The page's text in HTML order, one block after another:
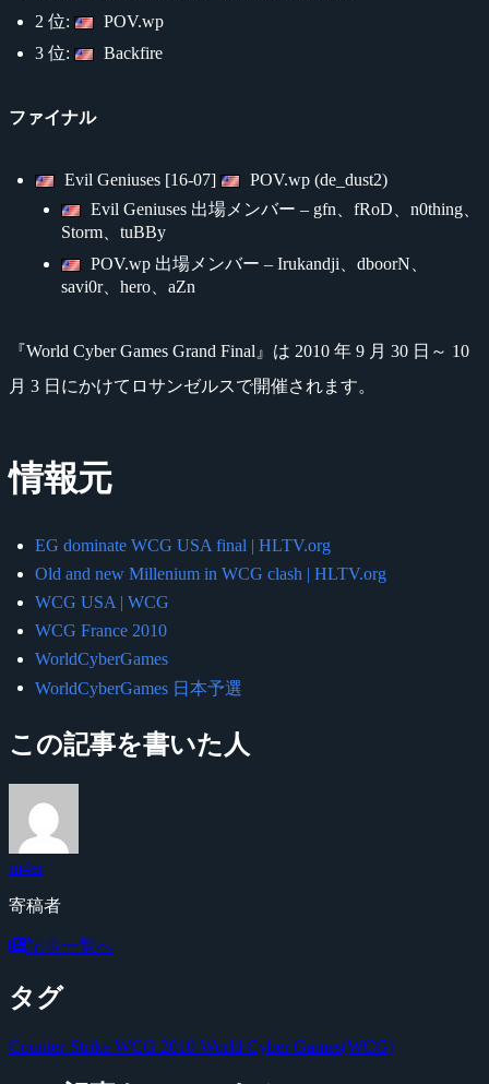
2 位:
POV.wp
3 位:
Backfire
ファイナル
Evil Geniuses [16-07]
POV.wp (de_dust2)
Evil Geniuses 出場メンバー – gfn、fRoD、n0thing、
Storm、tuBBy
POV.wp 出場メンバー – Irukandji、dboorN、
savi0r、hero、aZn
『World Cyber Games Grand Final』は 2010 年 9 月 30 日～ 10
月 3 日にかけてロサンゼルスで開催されます。
情報元
EG dominate WCG USA final | HLTV.org
Old and new Millenium in WCG clash | HLTV.org
WCG USA | WCG
WCG France 2010
WorldCyberGames
WorldCyberGames 日本予選
この記事を書いた人
m4er
寄稿者
記事一覧へ
タグ
Counter-Strike WCG 2010 World Cyber Games(WCG)